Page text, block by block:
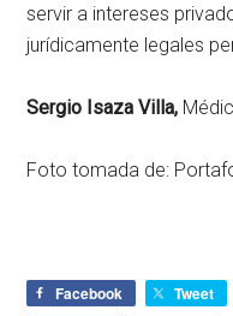
servir a intereses
jurídicamente legales
Sergio Isaza Villa,
Foto tomada de:
Facebook Tweet